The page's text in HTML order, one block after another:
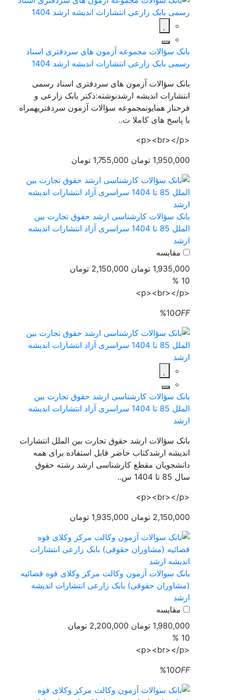
بانک سؤالات مجموعه آزمون های سردفتری اسناد
رسمی بابک زارعی انتشارات اندیشه ارشد 1404
بانک سؤالات آزمون های سردفتری اسناد رسمی
انتشارات اندیشه ارشدنوشته:دکتر بابک زارعی و
فرحناز همایونمجموعه سؤالات آزمون سردفتریهمراه
با پاسخ های کاملا ت..
1,950,000 تومان
1,755,000 تومان
بانک سؤالات کارشناسی ارشد حقوق تجارت بین
الملل 85 تا 1404 سراسری آزاد انتشارات اندیشه
ارشد
مقایسه
1,935,000 تومان
2,150,000 تومان
10 %
%10OFF
بانک سؤالات کارشناسی ارشد حقوق تجارت بین
الملل 85 تا 1404 سراسری آزاد انتشارات اندیشه
ارشد
بانک سؤالات ارشد حقوق تجارت بین الملل انتشارات
اندیشه ارشدکتاب حاضر قابل استفاده برای همه
دانشجویان مقطع کارشناسی ارشد رشته حقوق
سال 85 تا 1404 س..
2,150,000 تومان
1,935,000 تومان
بانک سوالات آزمون وکالت مرکز وکلای قوه قضائیه
(مشاوران حقوقی) بابک زارعی انتشارات اندیشه
ارشد
مقایسه
1,980,000 تومان
2,200,000 تومان
10 %
%10OFF